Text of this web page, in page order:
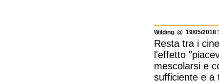
Wilding @ 19/05/2018
Resta tra i
l'effetto
mescolarsi e
sufficiente e a